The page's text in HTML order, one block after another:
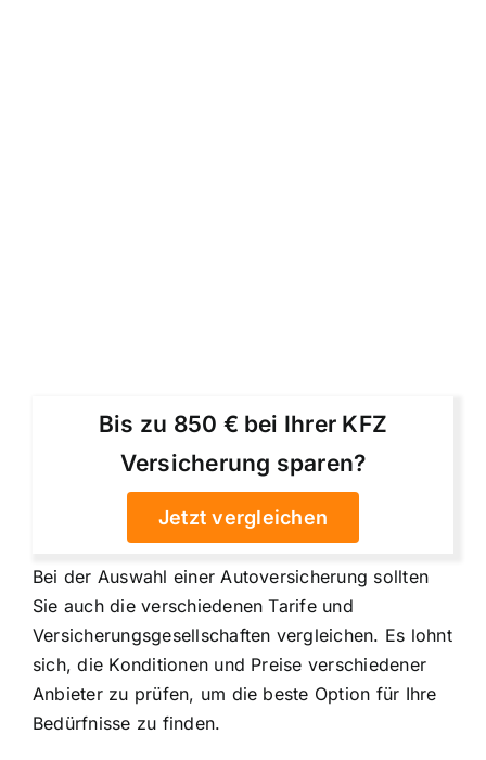
Bis zu 850 € bei Ihrer KFZ
Versicherung sparen?
Jetzt vergleichen
Bei der Auswahl einer Autoversicherung sollten
Sie auch die verschiedenen Tarife und
Versicherungsgesellschaften vergleichen. Es lohnt
sich, die Konditionen und Preise verschiedener
Anbieter zu prüfen, um die beste Option für Ihre
Bedürfnisse zu finden.